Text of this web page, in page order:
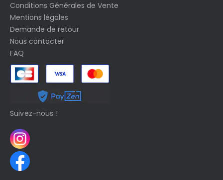
Conditions Générales de Vente
Mentions légales
Demande de retour
Nous contacter
FAQ
Suivez-nous !